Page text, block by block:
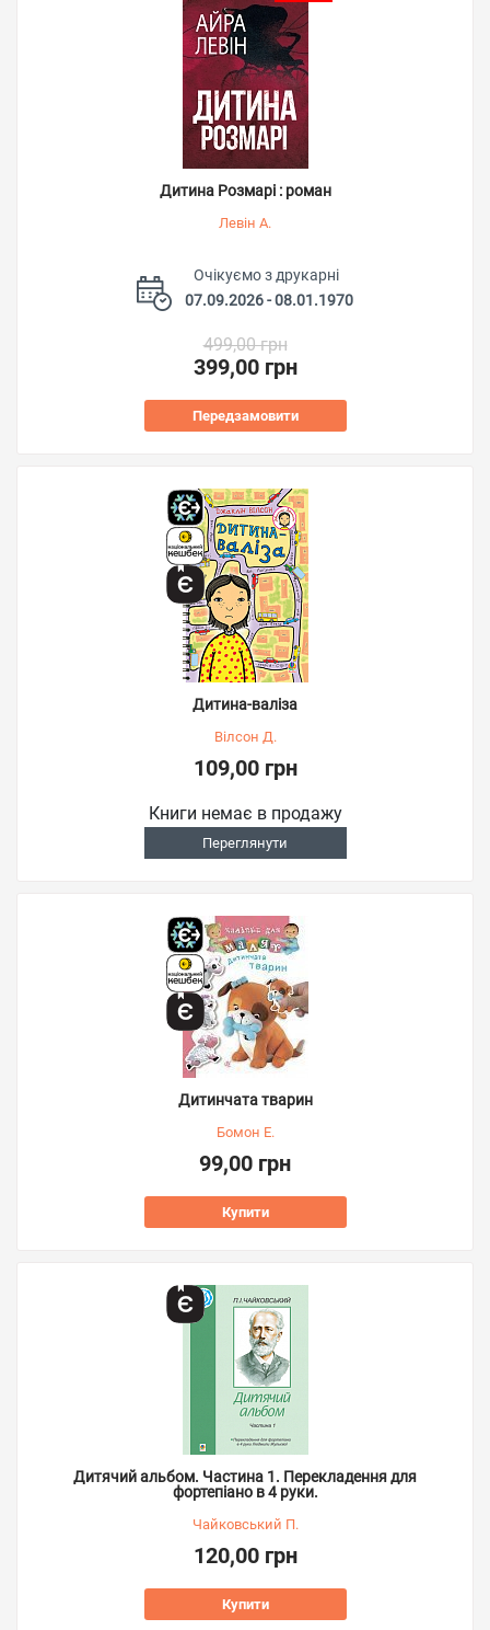
Дитина Розмарі : роман
Левін А.
Очікуємо з друкарні
07.09.2026 - 08.01.1970
499,00 грн
399,00 грн
Передзамовити
Дитина-валіза
Вілсон Д.
109,00 грн
Книги немає в продажу
Переглянути
Дитинчата тварин
Бомон Е.
99,00 грн
Купити
Дитячий альбом. Частина 1. Перекладення для
фортепіано в 4 руки.
Чайковський П.
120,00 грн
Купити